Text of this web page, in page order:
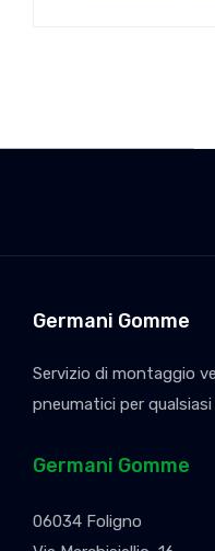
Germani Gomme
Servizio di montaggio
pneumatici per
Germani Gomme
06034 Foligno